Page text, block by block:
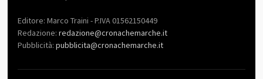
Editore: Marco Traini - P.IVA 01562150449
Redazione:redazione@cronachemarche.it
Pubblicità:pubblicita@cronachemarche.it